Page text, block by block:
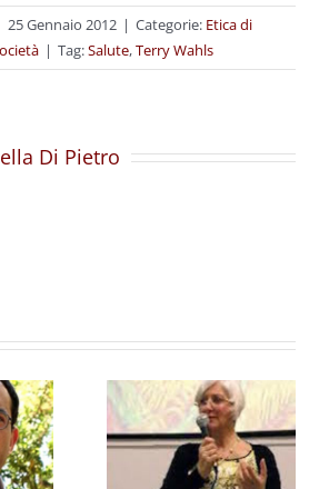
25 Gennaio 2012 | Categorie: Etica di
| Tag:Salute,Terry Wahls
Di Pietro